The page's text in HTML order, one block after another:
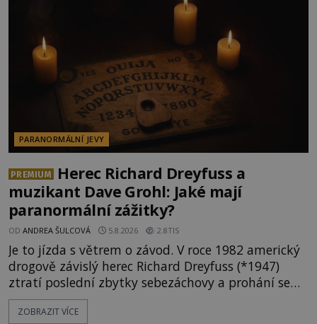
PARANORMÁLNÍ JEVY
PREMIUM
Herec Richard Dreyfuss a
muzikant Dave Grohl: Jaké mají
paranormální zážitky?
OD ANDREA ŠULCOVÁ 5.8.2026 2.8TIS
Je to jízda s větrem o závod. V roce 1982 americký
drogově závislý herec Richard Dreyfuss (*1947)
ztratí poslední zbytky sebezáchovy a prohání se
po silnicích ve svém mercedesu jako utržený ze
řetězu. Vše vyvrcholí katastrofou, když to Dreyfuss
ZOBRAZIT VÍCE